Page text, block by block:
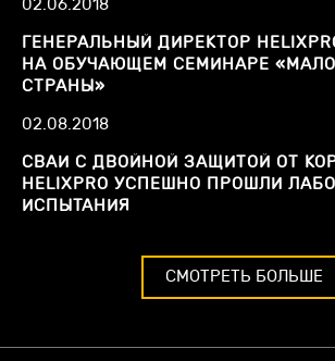
02.06.2018
ГЕНЕРАЛЬНЫЙ ДИРЕКТОР
НА ОБУЧАЮЩЕМ СЕМИНАРЕ
СТРАНЫ»
02.08.2018
СВАИ С ДВОЙНОЙ ЗАЩИТОЙ ОТ
HELIXPRO УСПЕШНО ПРОШЛИ
ИСПЫТАНИЯ
СМОТРЕТЬ БОЛЬШЕ